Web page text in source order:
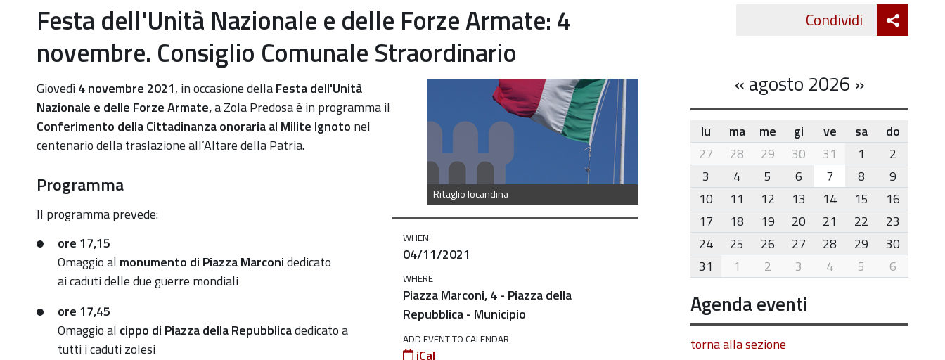
Festa dell'Unità Nazionale e delle Forze Armate: 4
novembre. Consiglio Comunale Straordinario
Ritaglio locandina
https://old.comune.zolapredosa.bo.it/events/festa-
dellunita-
nazionale-
e-
forze-
4-
novembre-
Festa
Nazionale
WHEN
04/11/2021
WHERE
Piazza Marconi, 4 - Piazza della
Repubblica - Municipio
ADD EVENT TO CALENDAR
iCal
Giovedì4 novembre 2021, in occasione dellaFesta dell'Unità
Nazionale e delle Forze Armate,a Zola Predosaè in programma il
Conferimento della Cittadinanza onorariaal Milite Ignoto nel
centenario della traslazione all’Altare della Patria.
Programma
Il programma prevede:
ore 17,15
Omaggio al monumento di Piazza Marconidedicato
aicaduti delle due guerre mondiali
ore 17,45
Omaggio al cippo di Piazza della Repubblicadedicato a
tutti i caduti zolesi
Condividi Twitter
«agosto 2026 »
month-
8
lu ma me gi ve sa
do
27
28 29 30 31 1
2
3
4 5 6 7 8
9
10
11 12 13 14 15
16
17
18 19 20 21 22
23
24
25 26 27 28 29
30
31
1 2 3 4 5 6
Agenda eventi
torna alla sezione